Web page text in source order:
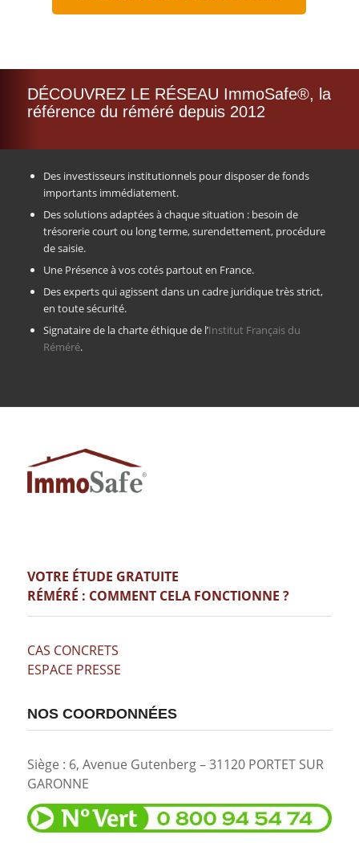
DÉCOUVREZ LE RÉSEAU ImmoSafe®, la
référence du réméré depuis 2012
Des investisseurs institutionnels pour disposer de fonds
importants immédiatement.
Des solutions adaptées à chaque situation : besoin de
trésorerie court ou long terme, surendettement, procédure
de saisie.
Une Présence à vos cotés partout en France.
Des experts qui agissent dans un cadre juridique très strict,
en toute sécurité.
Signataire de la charte éthique de l’Institut Français du
Réméré.
VOTRE ÉTUDE GRATUITE
RÉMÉRÉ : COMMENT CELA FONCTIONNE ?
CAS CONCRETS
ESPACE PRESSE
NOS COORDONNÉES
Siège : 6, Avenue Gutenberg – 31120 PORTET SUR
GARONNE